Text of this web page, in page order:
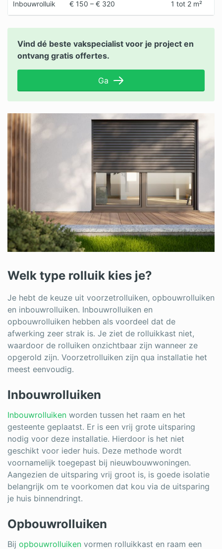
Inbouwrolluik € 150 – € 320 1 tot 2 m²
Vind dé beste vakspecialist voor je project en
ontvang gratis offertes.
Ga
Welk type rolluik kies je?
Je hebt de keuze uit voorzetrolluiken, opbouwrolluiken
en inbouwrolluiken. Inbouwrolluiken en
opbouwrolluiken hebben als voordeel dat de
afwerking zeer strak is. Je ziet de rolluikkast niet,
waardoor de rolluiken onzichtbaar zijn wanneer ze
opgerold zijn. Voorzetrolluiken zijn qua installatie het
meest eenvoudig.
Inbouwrolluiken
Inbouwrolluiken worden tussen het raam en het
gesteente geplaatst. Er is een vrij grote uitsparing
nodig voor deze installatie. Hierdoor is het niet
geschikt voor ieder huis. Deze methode wordt
voornamelijk toegepast bij nieuwbouwwoningen.
Aangezien de uitsparing vrij groot is, is goede isolatie
belangrijk om te voorkomen dat kou via de uitsparing
je huis binnendringt.
Opbouwrolluiken
Bij opbouwrolluiken vormen rolluikkast en raam een